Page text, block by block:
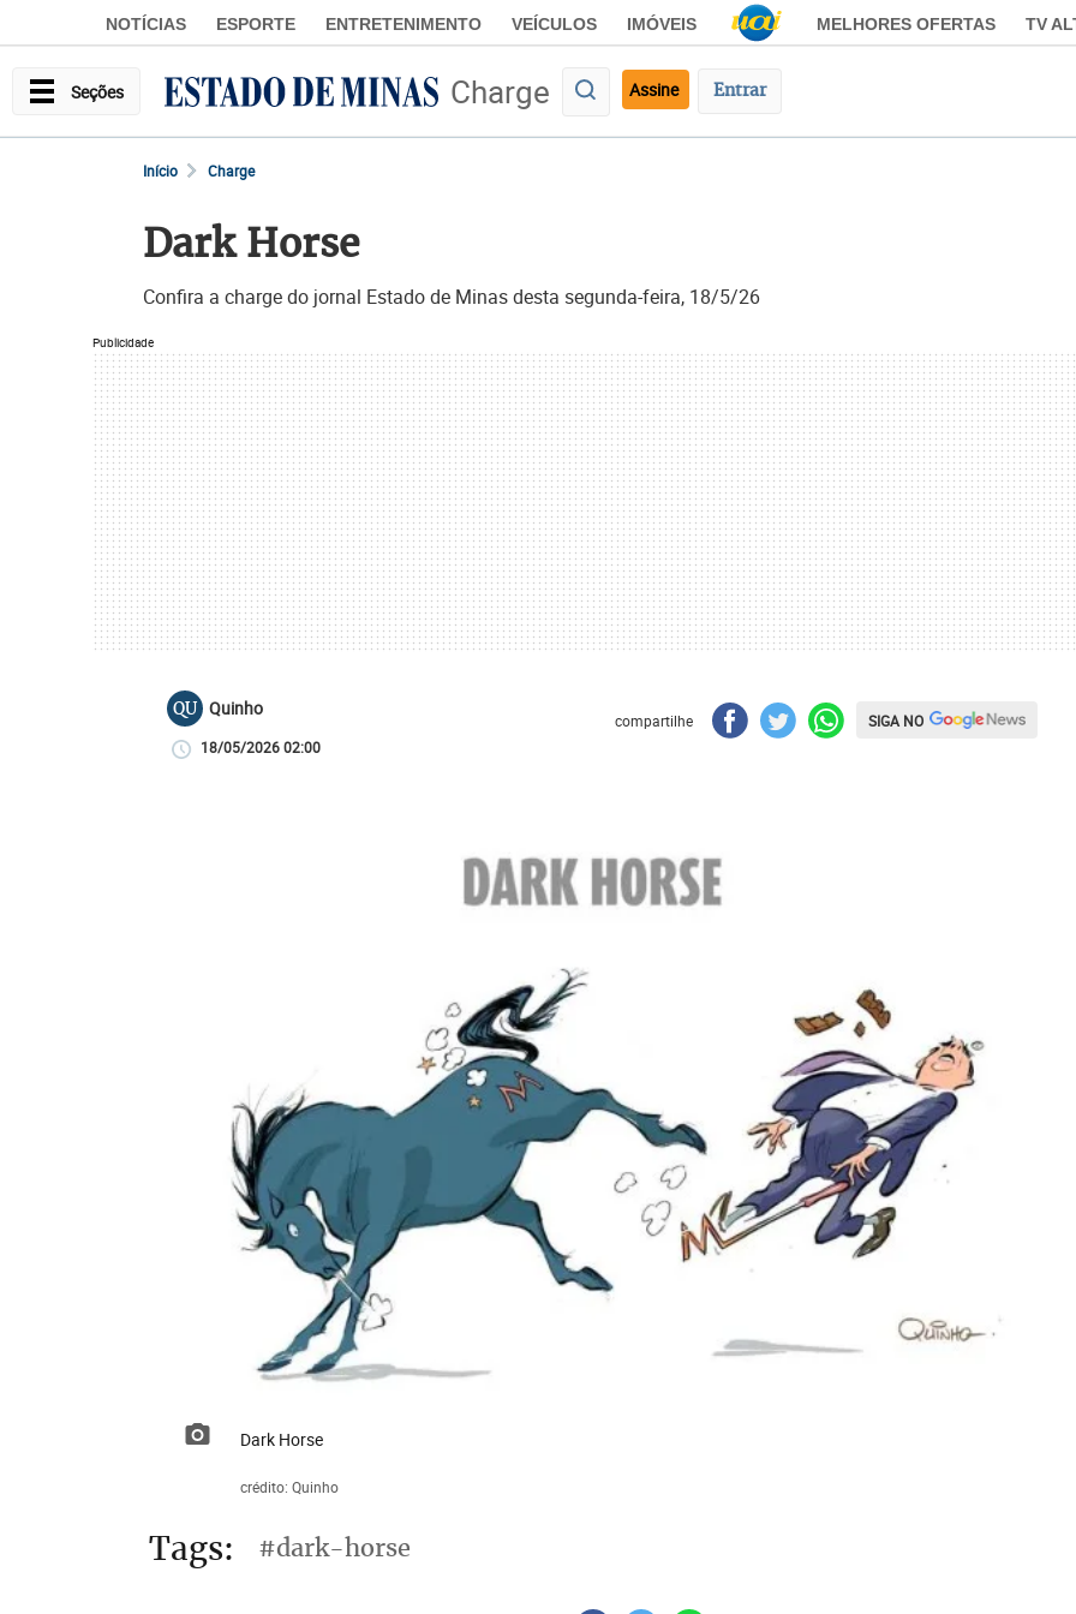
NOTÍCIAS ESPORTE ENTRETENIMENTO VEÍCULOS IMÓVEIS MELHORES OFERTAS TV
Seções Charge Assine Entrar
Início Charge
Dark Horse
Confira a charge do jornal Estado de Minas desta segunda-feira, 18/5/26
Publicidade
QU Quinho
18/05/2026 02:00
compartilhe SIGA NO
Dark Horse
crédito: Quinho
Tags: #dark-horse